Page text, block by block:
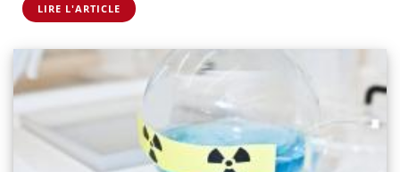
LIRE L'ARTICLE